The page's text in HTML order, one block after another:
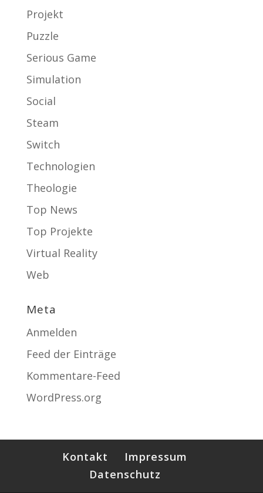
Projekt
Puzzle
Serious Game
Simulation
Social
Steam
Switch
Technologien
Theologie
Top News
Top Projekte
Virtual Reality
Web
Meta
Anmelden
Feed der Einträge
Kommentare-Feed
WordPress.org
Kontakt
Impressum
Datenschutz